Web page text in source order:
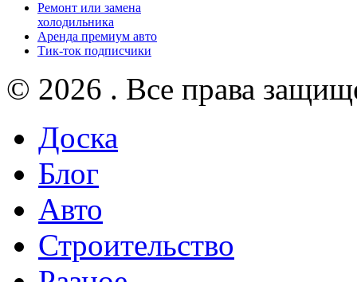
Ремонт или замена
холодильника
Аренда премиум авто
Тик-ток подписчики
© 2026 . Все права
Доска
Блог
Авто
Строительство